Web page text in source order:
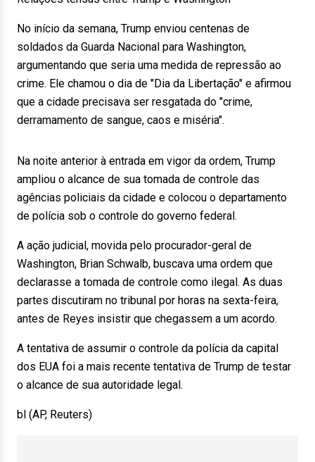
No início da semana, Trump enviou centenas de
soldados da Guarda Nacional para Washington,
argumentando que seria uma medida de repressão ao
crime. Ele chamou o dia de "Dia da Libertação" e afirmou
que a cidade precisava ser resgatada do "crime,
derramamento de sangue, caos e miséria".
Na noite anterior à entrada em vigor da ordem, Trump
ampliou o alcance de sua tomada de controle das
agências policiais da cidade e colocou o departamento
de polícia sob o controle do governo federal.
A ação judicial, movida pelo procurador-geral de
Washington, Brian Schwalb, buscava uma ordem que
declarasse a tomada de controle como ilegal. As duas
partes discutiram no tribunal por horas na sexta-feira,
antes de Reyes insistir que chegassem a um acordo.
A tentativa de assumir o controle da polícia da capital
dos EUA foi a mais recente tentativa de Trump de testar
o alcance de sua autoridade legal.
bl (AP, Reuters)